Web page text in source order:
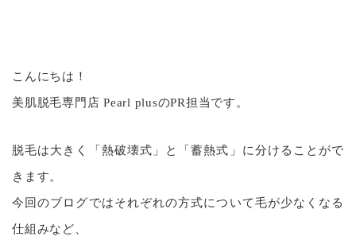
こんにちは！
美肌脱毛専門店 Pearl plusのPR担当です。
脱毛は大きく「熱破壊式」と「蓄熱式」に分けることがで
きます。
今回のブログではそれぞれの方式について毛が少なくなる
仕組みなど、